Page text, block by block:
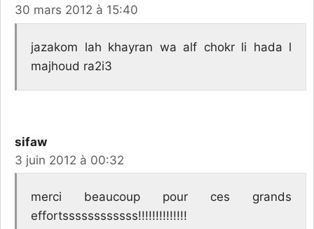
30 mars 2012 à 15:40
jazakom lah khayran wa alf chokr li hada l
majhoud ra2i3
sifaw
3 juin 2012 à 00:32
merci beaucoup pour ces grands
effortssssssssssss!!!!!!!!!!!!!!